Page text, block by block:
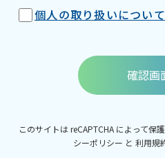
個人の取り扱いについて
確認画
このサイトは reCAPTCHA によって保
シーポリシー と 利用規